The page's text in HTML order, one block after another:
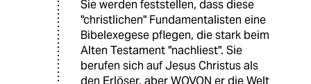
Sie werden feststellen, dass diese
"christlichen" Fundamentalisten eine
Bibelexegese pflegen, die stark beim
Alten Testament "nachliest". Sie
berufen sich auf Jesus Christus als
den Erlöser, aber WOVON er die Welt